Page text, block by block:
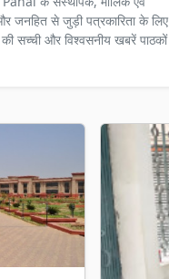
जनहित से जुड़ी पत्रकारिता के लिए
सच्ची और विश्वसनीय खबरें पाठकों